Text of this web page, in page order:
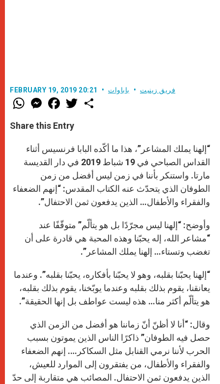
FEBRUARY 19, 2019 20:21 فريق زينيت باباوات
W
h
t
s
p
p
M
e
s
e
e
r
F
a
e
b
o
k
w
r
Share this Entry
“إلهنا يملك المشاعر”، هذا ما أكّده البابا فرنسيس أثناء
القداس الصباحي في 19 شباط 2019 في دار القديسة
مارتا. واستنكر بأننا في زمن ليس أفضل من زمن
الطوفان الذي يتحدّث عنه الكتاب المقدس: “إنهم الضعفاء
والفقراء والأطفال… الذين يدفعون ثمن الاحتفال”.
وأوضح: “إلهنا ليس مجرّدًا بل هو يتألّم” متوقّفًا عند
“مشاعر الله، إله يحبّنا وهذه المحبة هي قادرة على أن
تغضب وتستاء… إلهنا يملك المشاعر”.
“إلهنا يحبّنا بقلبه، وهو لا يحبّنا بأفكاره، يحبّنا بقلبه”. وعندما
يعانقنا، يقوم بذلك بقلبه وعندما يوبّخنا، يقوم بذلك بقلبه،
هو يتألّم أكثر منا… هذه ليست عواطف بل إنها الحقيقة”.
وقال: “أنا لا أظنّ أنّ زماننا هو أفضل من الزمن الذي
حصل فيه الطوفان” ذاكرًا الناس الذين يموتون بسبب
الحرب لأننا نرمي القنابل مثل السكاكر…. إنهم الضعفاء
والفقراء والأطفال، من يفتقرون إلى الموارد للعيش،
الذين يدفعون ثمن الاحتفال. المصائب هي متقاربة إلى حدّ